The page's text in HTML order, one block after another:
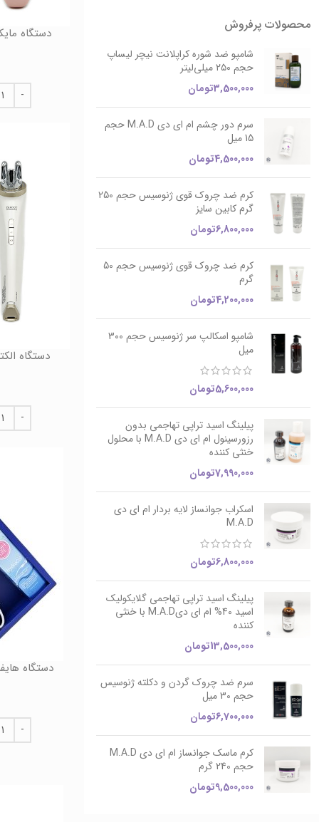
محصولات پرفروش
شامپو ضد شوره کراپلانت نیچر لیساپ
حجم ۲۵۰ میلی‌لیتر
3,500,000تومان
سرم دور چشم ام ای دی M.A.D حجم
15 میل
4,500,000تومان
کرم ضد چروک قوی ژنوسیس حجم 250
گرم کابین سایز
6,800,000تومان
کرم ضد چروک قوی ژنوسیس حجم 50
گرم
4,200,000تومان
شامپو اسکالپ سر ژنوسیس حجم 300
میل
5,600,000تومان
پیلینگ اسید تراپی تهاجمی بدون
رزورسینول ام ای دی M.A.D با محلول
خنثی کننده
7,990,000تومان
اسکراب جوانساز لایه بردار ام ای دی
M.A.D
6,800,000تومان
پیلینگ اسید تراپی تهاجمی گلایکولیک
اسید 40% ام ای دیM.A.D با خنثی
کننده
13,500,000تومان
سرم ضد چروک گردن و دکلته ژنوسیس
حجم 30 میل
6,700,000تومان
کرم ماسک جوانساز ام ای دی M.A.D
حجم 240 گرم
9,500,000تومان
دستگاه
دستگاه
دستگاه